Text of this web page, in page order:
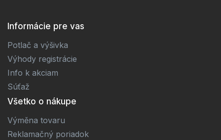
Informácie pre vas
Potlač a výšivka
Výhody registrácie
Info k akciam
Súťaž
Všetko o nákupe
Výměna tovaru
Reklamačný poriadok